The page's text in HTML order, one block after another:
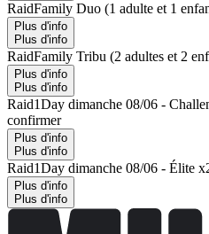
RaidFamily Duo (1 adulte et 1
Plus d'info
Plus d'info
RaidFamily Tribu (2 adultes et 2
Plus d'info
Plus d'info
Raid1Day dimanche 08/06 -
confirmer
Plus d'info
Plus d'info
Raid1Day dimanche 08/06 - Élite
Plus d'info
Plus d'info